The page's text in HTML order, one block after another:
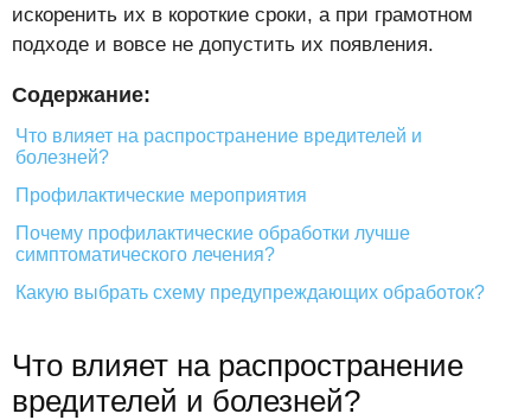
искоренить их в короткие сроки, а при грамотном
подходе и вовсе не допустить их появления.
Содержание:
Что влияет на распространение вредителей и
болезней?
Профилактические мероприятия
Почему профилактические обработки лучше
симптоматического лечения?
Какую выбрать схему предупреждающих обработок?
Что влияет на распространение
вредителей и болезней?